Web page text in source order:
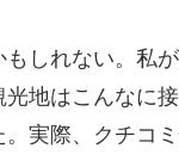
しれない。私
光地はこんなに
実際、クチコ